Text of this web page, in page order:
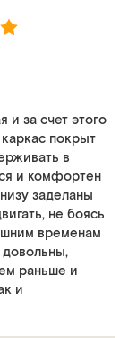
и за счет этого
покрыт
в
и комфортен
заделаны
не боясь
временам
раньше и
и